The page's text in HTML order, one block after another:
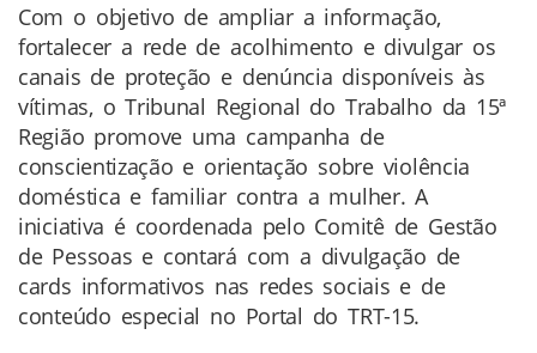
Conteúdo
da
Notícia
Com o objetivo de ampliar a informação,
fortalecer a rede de acolhimento e divulgar os
canais de proteção e denúncia disponíveis às
vítimas, o Tribunal Regional do Trabalho da 15ª
Região promove uma campanha de
conscientização e orientação sobre violência
doméstica e familiar contra a mulher. A
iniciativa é coordenada pelo Comitê de Gestão
de Pessoas e contará com a divulgação de
cards informativos nas redes sociais e de
conteúdo especial no Portal do TRT-15.